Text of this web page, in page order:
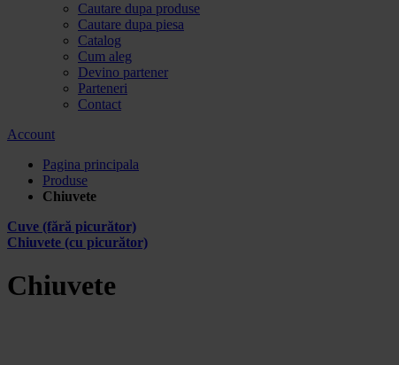
Cautare dupa produse
Cautare dupa piesa
Catalog
Cum aleg
Devino partener
Parteneri
Contact
Account
Pagina principala
Produse
Chiuvete
Cuve (fără picurător)
Chiuvete (cu picurător)
Chiuvete